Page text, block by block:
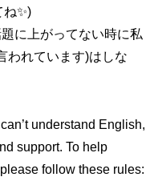
✨)
に上がってない時に私
われています)はしな
understand English,
support. To help
follow these rules: